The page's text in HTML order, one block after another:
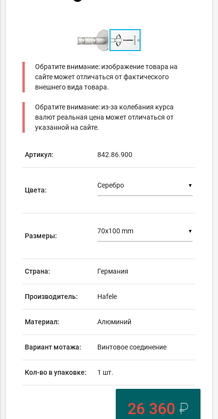
Обратите внимание: изображение товара на
сайте может отличаться от фактического
внешнего вида товара.
Обратите внимание: из-за колебания курса
валют реальная цена может отличаться от
указанной на сайте.
Артикул: 842.86.900
Цвета:
▼
Размеры:
▼
Страна: Германия
Производитель: Hafele
Материал: Алюминий
Вариант мотажа: Винтовое соединение
Кол-во в упаковке: 1 шт.
26 360 ₽